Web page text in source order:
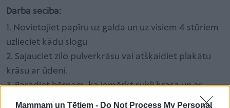
Mammam un Tētiem - Do Not Process My Personal
Darba secība:
1. Novietojiet papīru uz galda un uz visiem 4 stūriem
uzlieciet kādu slogu
2. Sajauciet zilo pulverkrāsu vai atšķaidiet plakātu
krāsu ar ūdeni.
3. Parādiet bērnam, kā iemērkt sūkli krāsā un ar
plašu, viļņainu vēzienu uzklāt to uz papīra.